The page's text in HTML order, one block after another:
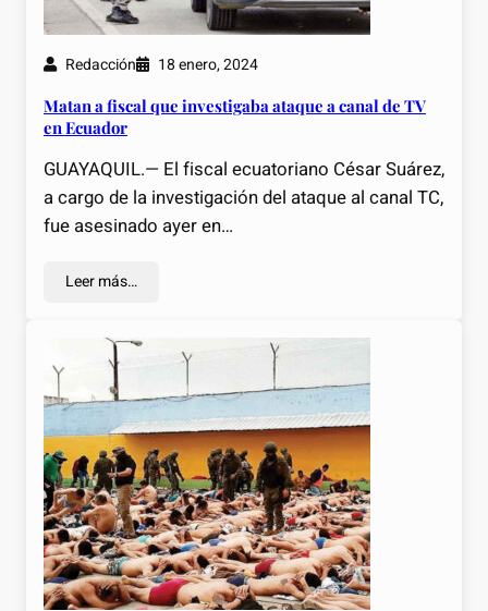
Redacción 18 enero, 2024
Matan a fiscal que investigaba ataque a canal de TV
en Ecuador
GUAYAQUIL.— El fiscal ecuatoriano César Suárez,
a cargo de la investigación del ataque al canal TC,
fue asesinado ayer en…
Leer más…